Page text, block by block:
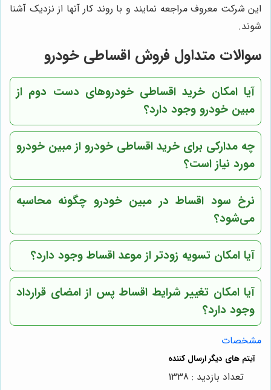
این شرکت معروف مراجعه نمایند و با روند کار آنها از نزدیک آشنا
شوند.
سوالات متداول فروش اقساطی خودرو
آیا امکان خرید اقساطی خودروهای دست دوم از
مبین خودرو وجود دارد؟
چه مدارکی برای خرید اقساطی خودرو از مبین خودرو
مورد نیاز است؟
نرخ سود اقساط در مبین خودرو چگونه محاسبه
می‌شود؟
آیا امکان تسویه زودتر از موعد اقساط وجود دارد؟
آیا امکان تغییر شرایط اقساط پس از امضای قرارداد
وجود دارد؟
مشخصات
تعداد بازدید : 1338